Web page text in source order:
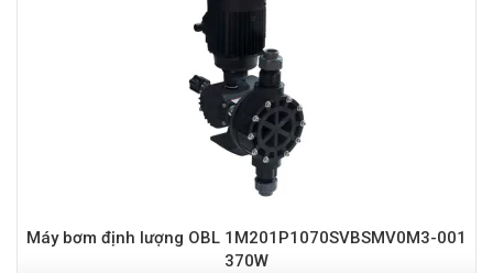
Máy bơm định lượng OBL 1M201P1070SVBSMV0M3-001
370W